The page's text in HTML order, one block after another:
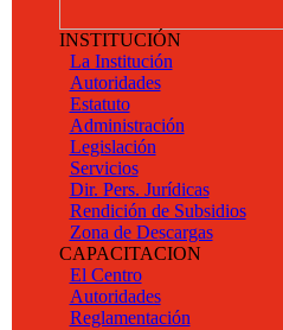
INSTITUCIÓN
La Institución
Autoridades
Estatuto
Administración
Legislación
Servicios
Dir. Pers. Jurídicas
Rendición de Subsidios
Zona de Descargas
CAPACITACION
El Centro
Autoridades
Reglamentación